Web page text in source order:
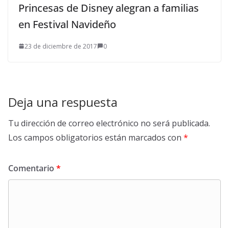
Princesas de Disney alegran a familias
en Festival Navideño
23 de diciembre de 2017 0
Deja una respuesta
Tu dirección de correo electrónico no será publicada.
Los campos obligatorios están marcados con *
Comentario *